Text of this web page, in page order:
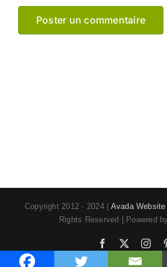
Copyright 2012 - 2024 | Avada
Rights Reserved | Powered
Facebook